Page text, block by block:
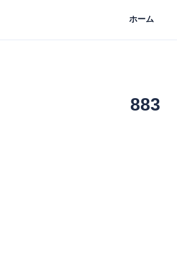
ホーム
883